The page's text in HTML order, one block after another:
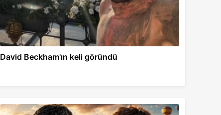
David Beckham'ın keli göründü